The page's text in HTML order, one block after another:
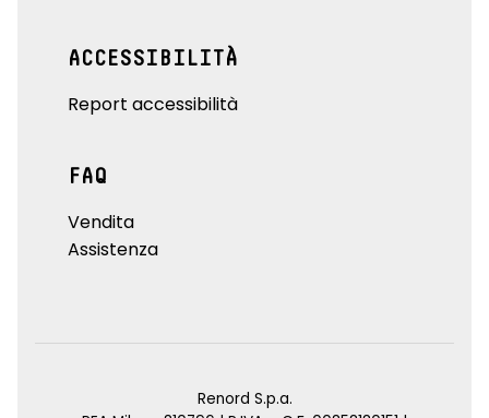
ACCESSIBILITÀ
Report accessibilità
FAQ
Vendita
Assistenza
Renord S.p.a.